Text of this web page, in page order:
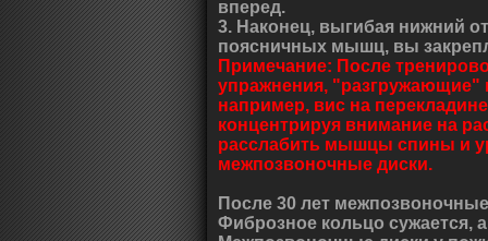
вперед.
3. Наконец, выгибая нижний
поясничных мышц, вы
Примечание: После
упражнения, "разгружающие"
например, вис на
концентрируя внимание на
расслабить мышцы спины и
межпозвоночные диски.
После 30 лет
Фиброзное кольцо сужается,